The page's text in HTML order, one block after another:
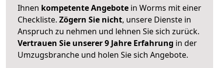
Ihnen kompetente Angebote in Worms mit einer
Checkliste. Zögern Sie nicht, unsere Dienste in
Anspruch zu nehmen und lehnen Sie sich zurück.
Vertrauen Sie unserer 9 Jahre Erfahrung in der
Umzugsbranche und holen Sie sich Angebote.